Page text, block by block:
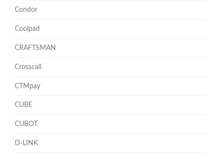
Condor
Coolpad
CRAFTSMAN
Crosscall
CTMpay
CUBE
CUBOT
D-LINK